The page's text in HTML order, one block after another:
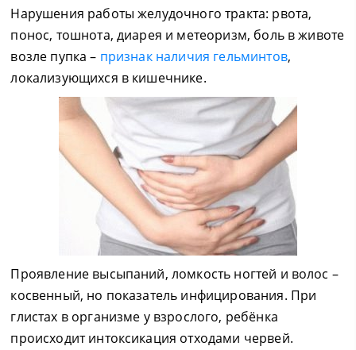
Нарушения работы желудочного тракта: рвота,
понос, тошнота, диарея и метеоризм, боль в животе
возле пупка – признак наличия гельминтов,
локализующихся в кишечнике.
Проявление высыпаний, ломкость ногтей и волос –
косвенный, но показатель инфицирования. При
глистах в организме у взрослого, ребёнка
происходит интоксикация отходами червей.